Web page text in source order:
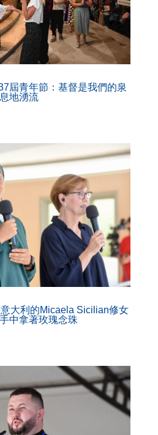
屆青年節：基督是我們的泉
地湧流
大利的Micaela Sicilian修女
中拿著玫瑰念珠